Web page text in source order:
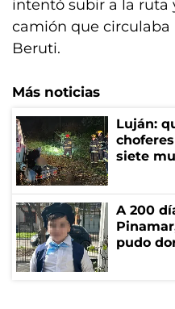
intentó subir a la ruta
camión que circulaba
Beruti.
Más noticias
Luján:
siete
A 200
pudo